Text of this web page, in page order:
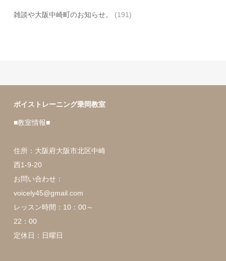
雑談や大阪中崎町のお知らせ。 (191)
ボイストレーニング乗岡教室
■教室情報■
住所：大阪府大阪市北区中崎
西1-9-20
お問い合わせ：
voicely45@gmail.com
レッスン時間：10：00～
22：00
定休日：日曜日